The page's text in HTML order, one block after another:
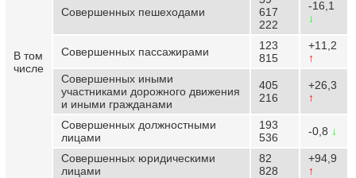
В том
числе
Совершенных пешеходами
617
222
-16,1
↓
Совершенных пассажирами
123
815
+11,2
↑
Совершенных иными
участниками дорожного движения
и иными гражданами
405
216
+26,3
↑
Совершенных должностными
лицами
193
536
-0,8 ↓
Совершенных юридическими
лицами
82
828
+94,9
↑